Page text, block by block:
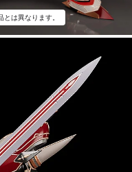
は異なります。